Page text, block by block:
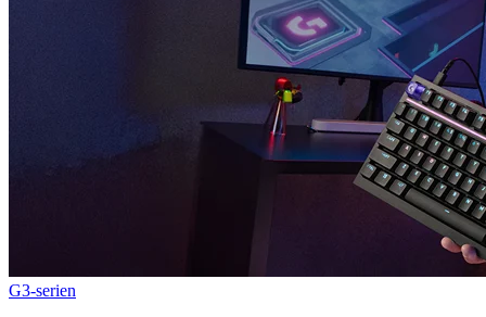
G3-serien